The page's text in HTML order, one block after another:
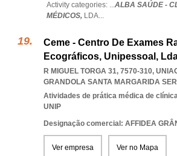
Activity categories: ...ALBA SAÚDE -
MÉDICOS, LDA...
Ceme - Centro De Exames
Ecográficos, Unipessoal,
R MIGUEL TORGA 31, 7570-310,
GRANDOLA SANTA MARGARIDA
Atividades de prática médica de
UNIP
Designação comercial: AFFIDEA
Ver empresa Ver no Mapa